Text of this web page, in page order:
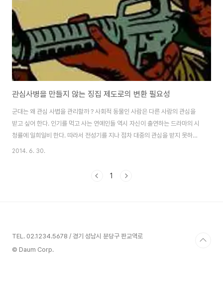
관심사병을 만들지 않는 징집 제도로의 변환 필요성
군대는 왜 관심 사볍을 관리할까 ? 사회적 동물인 사람은 다른 사람의 관심을
받고 싶어 한다. 인기를 먹고 사는 연예인들 역시 자신이 출연하는 드라마의 시
청률에 일희일비 한다. 따라서 전성기를 지나 점차 대중의 관심을 받지 못하는
연예인들은 죽는 것보다 더 큰 상실감을 느낀다고 한다. 대기업의 임원은 직원
동안 하루종일 거래처와의 회의나 직원들의 보고를 받느라 무척 바쁘다. 그러
2014. 6. 30.
1
TEL. 02.1234.5678 / 경기 성남시 분당구 판교역로
© Daum Corp.